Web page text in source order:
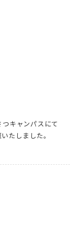
キャンパスにて
たしました。